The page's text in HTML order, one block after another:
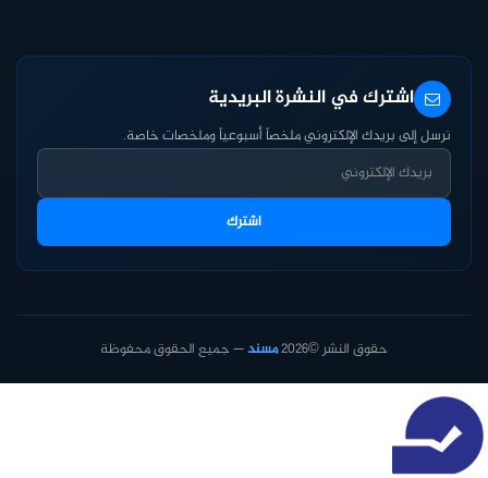
اشترك في النشرة البريدية
نرسل إلى بريدك الإلكتروني ملخصاً أسبوعياً وملخصات خاصة.
اشترك
حقوق النشر ©2026 مسند— جميع الحقوق محفوظة